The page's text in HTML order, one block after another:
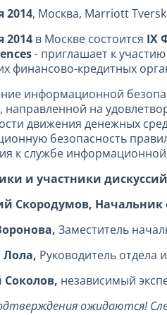
2014, Москва, Marriott
2014 в Москве состоится IX
- приглашает к
финансово-кредитных
информационной
направленной на
движения денежных
безопасность
к службе
и участники
Скородумов,
Заместитель
Лола, Руководитель
Соколов, независимый
ожидаются!